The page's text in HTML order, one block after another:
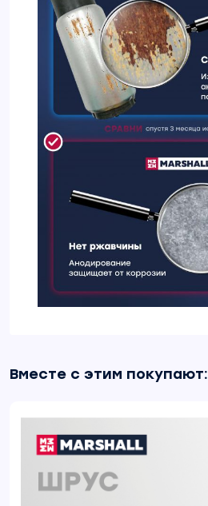
Вместе с этим покупают: